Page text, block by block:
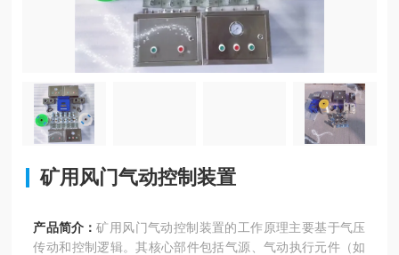
矿用风门气动控制装置
产品简介：矿用风门气动控制装置的工作原理主要基于气压
传动和控制逻辑。其核心部件包括气源、气动执行元件（如